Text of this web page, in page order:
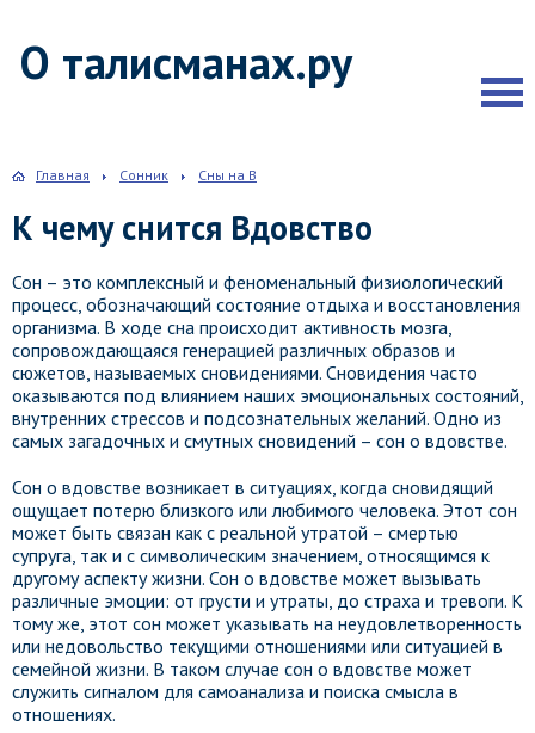
О талисманах.ру
Главная Сонник Сны на В
К чему снится Вдовство
Сон – это комплексный и феноменальный физиологический
процесс, обозначающий состояние отдыха и восстановления
организма. В ходе сна происходит активность мозга,
сопровождающаяся генерацией различных образов и
сюжетов, называемых сновидениями. Сновидения часто
оказываются под влиянием наших эмоциональных состояний,
внутренних стрессов и подсознательных желаний. Одно из
самых загадочных и смутных сновидений – сон о вдовстве.
Сон о вдовстве возникает в ситуациях, когда сновидящий
ощущает потерю близкого или любимого человека. Этот сон
может быть связан как с реальной утратой – смертью
супруга, так и с символическим значением, относящимся к
другому аспекту жизни. Сон о вдовстве может вызывать
различные эмоции: от грусти и утраты, до страха и тревоги. К
тому же, этот сон может указывать на неудовлетворенность
или недовольство текущими отношениями или ситуацией в
семейной жизни. В таком случае сон о вдовстве может
служить сигналом для самоанализа и поиска смысла в
отношениях.